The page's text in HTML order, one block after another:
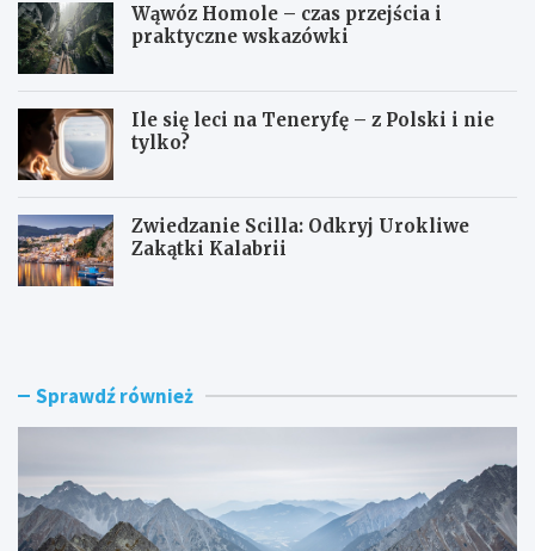
Wąwóz Homole – czas przejścia i
praktyczne wskazówki
Ile się leci na Teneryfę – z Polski i nie
tylko?
Zwiedzanie Scilla: Odkryj Urokliwe
Zakątki Kalabrii
P
ę
a
t
W
H
e
–
Sprawdź również